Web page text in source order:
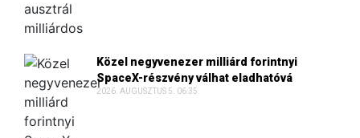
Közel negyvenezer milliárd forintnyi
SpaceX-részvény válhat eladhatóvá
2026. AUGUSZTUS 5. 06:35